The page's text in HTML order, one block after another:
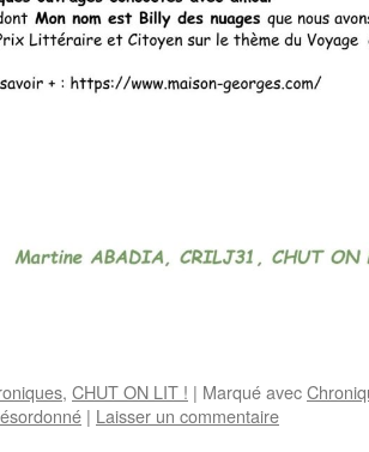
, CHUT ON LIT ! | Marqué avec
| Laisser un commentaire